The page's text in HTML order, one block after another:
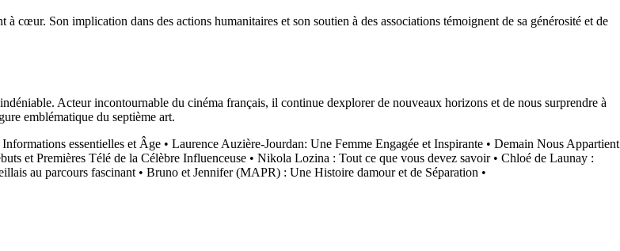
à cœur. Son implication dans des actions humanitaires et son soutien à des associations témoignent de sa générosité et de
Acteur incontournable du cinéma français, il continue dexplorer de nouveaux horizons et de nous surprendre à
emblématique du septième art.
essentielles et Âge • Laurence Auzière-Jourdan: Une Femme Engagée et Inspirante • Demain Nous Appartient
et Premières Télé de la Célèbre Influenceuse • Nikola Lozina : Tout ce que vous devez savoir• Chloé de Launay :
au parcours fascinant • Bruno et Jennifer (MAPR) : Une Histoire damour et de Séparation •